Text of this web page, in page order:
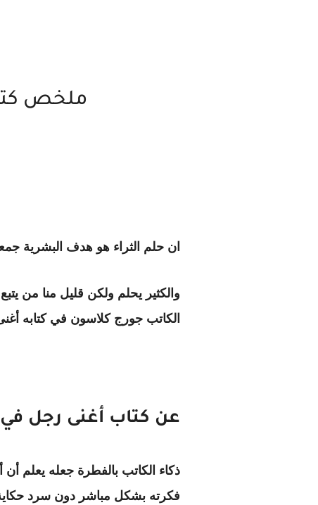
ملخص
ان حلم الثراء هو هدف البشرية
والكثير يحلم ولكن قليل منا من
الكاتب جورج كلاسون في كتابه
عن كتاب أغنى رجل في
ذكاء الكاتب بالفطرة جعله
فكرته بشكل مباشر دون سرد حكاية